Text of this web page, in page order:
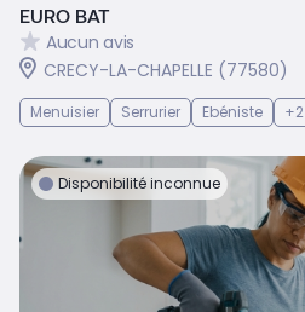
EURO BAT
Aucun avis
CRECY-LA-CHAPELLE (77580)
Menuisier Serrurier Ebéniste +2
Disponibilité inconnue